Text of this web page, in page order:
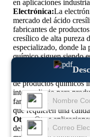
en aplicaciones
Electrónica:La
mercado del ácido
fabricantes de
cresílico de alta pureza
especializado, donde la
químico siguen siendo
Las
de la demanda del
de productos químicos
intermediario para
farmacéuticos,
que requieren una
Otros:Otras
del mercado. Casi el